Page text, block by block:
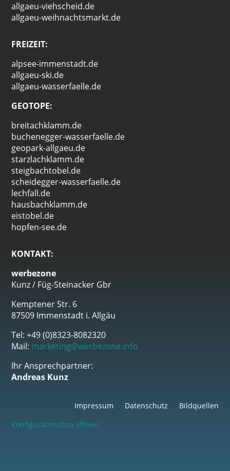
allgaeu-viehscheid.de
allgaeu-weihnachtsmarkt.de
FREIZEIT:
alpsee-immenstadt.de
allgaeu-ski.de
allgaeu-wasserfaelle.de
GEOTOPE:
breitachklamm.de
buchenegger-wasserfaelle.de
geopark-allgaeu.de
starzlachklamm.de
steigbachtobel.de
scheidegger-wasserfaelle.de
lechfall.de
hausbachklamm.de
eistobel.de
hopfen-see.de
KONTAKT:
werbezone
Kunz / Füg-Steinacker Gbr
Kemptener Str. 6
87509 Immenstadt i. Allgäu
Tel: +49 (0)8323-8082320
Mail: marketing@werbezone.info
Ihr Ansprechpartner:
Andreas Kunz
Impressum Datenschutz
Bildquellen
Konfigurationsbox öffnen